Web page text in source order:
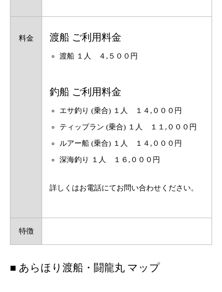
料金 渡船 ご利用料金
渡船 １人 ４,５００円
釣船 ご利用料金
エサ釣り (乗合) １人 １４,０００円
ティップラン (乗合) １人 １１,０００円
ルアー船 (乗合) １人 １４,０００円
深海釣り １人 １６,０００円
詳しくはお電話にてお問い合わせください。
特徴
■ あらほり渡船・闘龍丸 マップ